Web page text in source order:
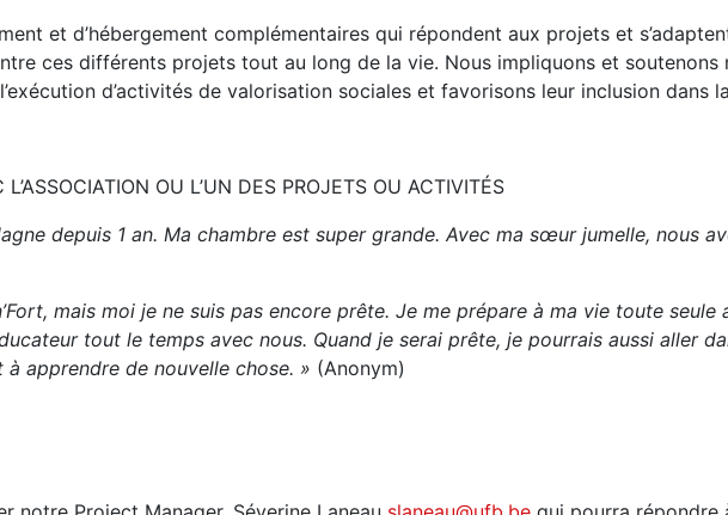
et d’hébergement complémentaires qui répondent aux projets et
ces différents projets tout au long de la vie. Nous impliquons et soutenons
d’activités de valorisation sociales et favorisons leur inclusion dans
OU L’UN DES PROJETS OU ACTIVITÉS
depuis 1 an. Ma chambre est super grande. Avec ma sœur jumelle, nous
mais moi je ne suis pas encore prête. Je me prépare à ma vie toute seule
tout le temps avec nous. Quand je serai prête, je pourrais aussi aller
apprendre de nouvelle chose. » (Anonym)